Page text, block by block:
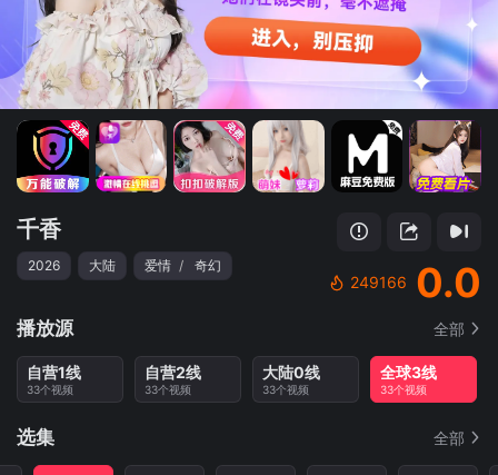
千香
2026 大陆 爱情 / 奇幻
249166 0.0
播放源 全部
自营1线
33个视频
自营2线
33个视频
大陆0线
33个视频
全球3线
33个视频
选集 全部